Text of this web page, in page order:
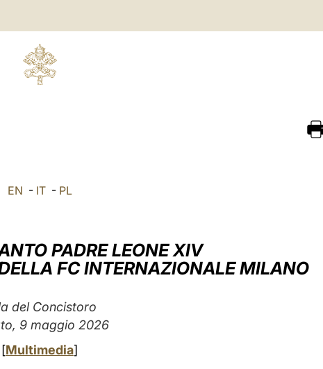
EN - IT- PL
PADRE LEONE XIV
FC INTERNAZIONALE MILANO
del Concistoro
9 maggio 2026
[Multimedia]